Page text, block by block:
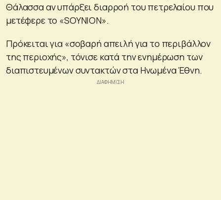
Θάλασσα αν υπάρξει διαρροή του πετρελαίου που
μετέφερε το «SOYNION».
Πρόκειται για «σοβαρή απειλή για το περιβάλλον
της περιοχής», τόνισε κατά την ενημέρωση των
διαπιστευμένων συντακτών στα Ηνωμένα Έθνη.